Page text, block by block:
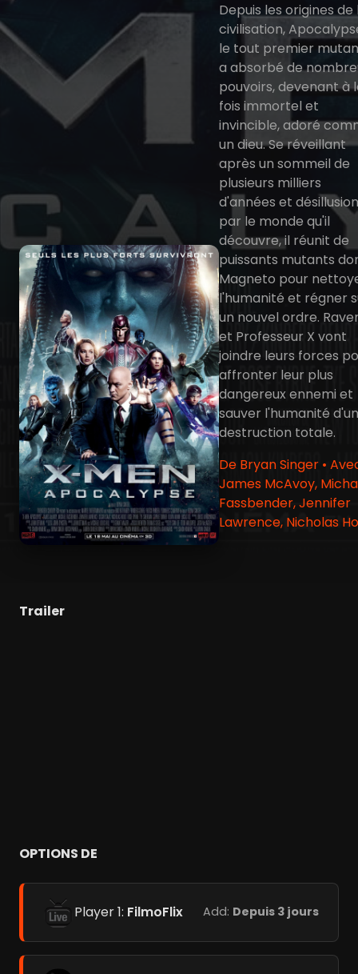
Depuis les origines de
civilisation,
le tout premier
a absorbé de
pouvoirs, devenant à
fois immortel et
invincible, adoré
un dieu. Se réveillant
après un sommeil de
plusieurs milliers
d'années et
par le monde qu'il
découvre, il réunit de
puissants mutants
Magneto pour
l'humanité et régner
un nouvel ordre.
et Professeur X vont
joindre leurs forces
affronter leur plus
dangereux ennemi et
sauver l'humanité
destruction totale.
De Bryan Singer •
James McAvoy,
Fassbender, Jennifer
Lawrence, Nicholas
Trailer
OPTIONS DE
Player 1: FilmoFlix Add: Depuis 3 jours